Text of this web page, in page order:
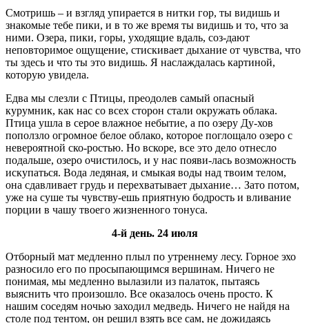
Смотришь – и взгляд упирается в нитки гор, ты видишь и
знакомые тебе пики, и в то же время ты видишь и то, что за
ними. Озера, пики, горы, уходящие вдаль, соз-дают
неповторимое ощущение, стискивает дыхание от чувства, что
ты здесь и что ты это видишь. Я наслаждалась картиной,
которую увидела.
Едва мы слезли с Птицы, преодолев самый опасный
курумник, как нас со всех сторон стали окружать облака.
Птица ушла в серое влажное небытие, а по озеру Ду-хов
поползло огромное белое облако, которое поглощало озеро с
невероятной ско-ростью. Но вскоре, все это дело отнесло
подальше, озеро очистилось, и у нас появи-лась возможность
искупаться. Вода ледяная, и смыкая воды над твоим телом,
она сдавливает грудь и перехватывает дыхание… Зато потом,
уже на суше ты чувству-ешь приятную бодрость и вливание
порции в чашу твоего жизненного тонуса.
4-й день. 24 июля
Отборный мат медленно плыл по утреннему лесу. Горное эхо
разносило его по просыпающимся вершинам. Ничего не
понимая, мы медленно вылазили из палаток, пытаясь
выяснить что произошло. Все оказалось очень просто. К
нашим соседям ночью заходил медведь. Ничего не найдя на
столе под тентом, он решил взять все сам, не дожидаясь